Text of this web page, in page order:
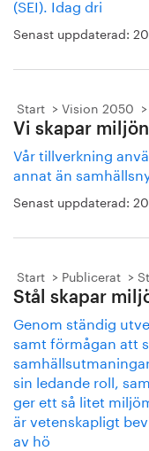
(SEI). Idag dri
Senast uppdaterad:
Start Vision 2050
Vi skapar
Vår tillverkning
annat än
Senast uppdaterad:
Start Publicerat
Stål skapar
Genom ständig
samt förmågan att
sin ledande roll,
ger ett så litet
är vetenskapligt
av hö